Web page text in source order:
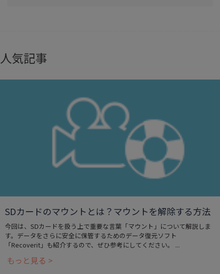
人気記事
SDカードのマウントとは？マウントを解除する方法
今回は、SDカードを扱う上で重要な言葉「マウント」について解説しま
す。データをさらに安全に保管するためのデータ復元ソフト
「Recoverit」も紹介するので、ぜひ参考にしてください。 ...
もっと見る >